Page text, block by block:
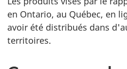
en Ontario, au Québec, en
avoir été distribués dans
territoires.